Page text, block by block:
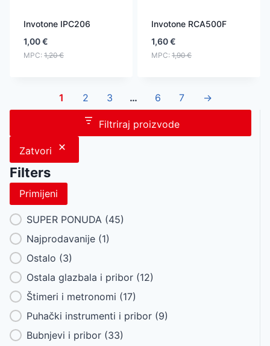
Invotone IPC206
1,00€
MPC: 1,20€
Invotone RCA500F
1,60€
MPC: 1,90€
1 2 3 … 6 7 →
Filtriraj proizvode
Zatvori
Filters
Primijeni
Category Facet
SUPER PONUDA (45)
Najprodavanije (1)
Ostalo (3)
Ostala glazbala i pribor (12)
Štimeri i metronomi (17)
Puhački instrumenti i pribor (9)
Bubnjevi i pribor (33)